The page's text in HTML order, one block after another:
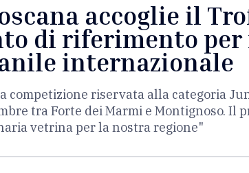
accoglie il
di riferimento
internazionale
competizione riservata alla categoria
tra Forte dei Marmi e Montignoso. Il
vetrina per la nostra regione"